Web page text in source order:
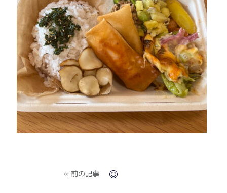
« 前の記事